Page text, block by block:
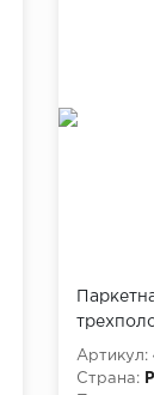
Артикул:
Страна: